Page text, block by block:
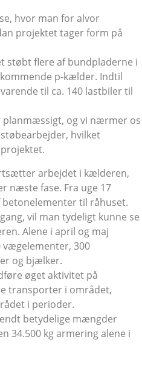
hvor man for alvor
projektet tager form på
støbt flere af bundpladerne i
p-kælder. Indtil
til ca. 140 lastbiler til
og vi nærmer os
hvilket
arbejdet i kælderen,
næste fase. Fra uge 17
betonelementer til råhuset.
vil man tydeligt kunne se
Alene i april og maj
vægelementer, 300
og bjælker.
øget aktivitet på
transporter i området,
i perioder.
betydelige mængder
34.500 kg armering alene i